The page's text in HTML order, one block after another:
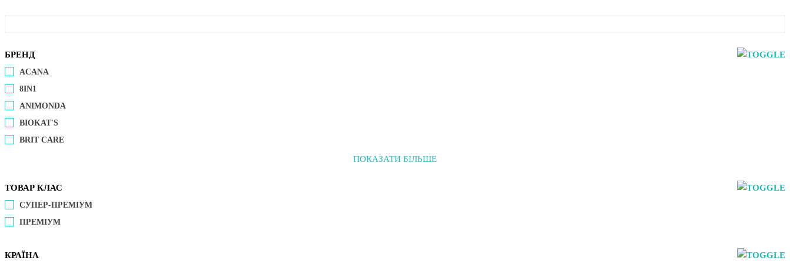
БРЕНД
ACANA
8IN1
ANIMONDA
BIOKAT'S
BRIT CARE
ПОКАЗАТИ БІЛЬШЕ
ТОВАР КЛАС
СУПЕР-ПРЕМІУМ
ПРЕМІУМ
КРАЇНА